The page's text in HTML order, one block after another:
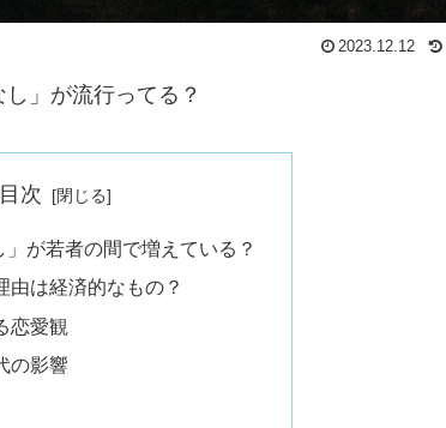
2023.12.12
」が流行ってる？
目次
」が若者の間で増えている？
由は経済的なもの？
恋愛観
の影響